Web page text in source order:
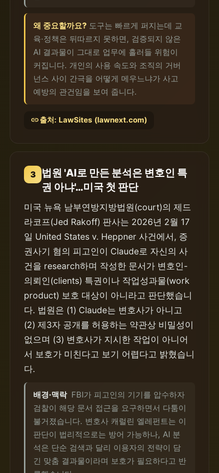
왜 중요할까요? 도구는 빠르게 퍼지는데 교
육·정책은 뒤따르지 못하면, 검증되지 않은
AI 결과물이 그대로 업무에 흘러들 위험이
커집니다. 개인의 사용 속도와 조직의 거버
넌스 사이 간극을 어떻게 메우느냐가 사고
예방의 관건임을 보여 줍니다.
link출처: LawSites (lawnext.com)
3
법원 'AI로 만든 분석은 변호인 특
권 아냐'…미국 첫 판단
미국 뉴욕 남부연방지방법원(court)의 제드
라코프(Jed Rakoff) 판사는 2026년 2월 17
일 United States v. Heppner 사건에서, 증
권사기 혐의 피고인이 Claude로 자신의 사
건을 research하며 작성한 문서가 변호인-
의뢰인(clients) 특권이나 작업성과물(work
product) 보호 대상이 아니라고 판단했습니
다. 법원은 (1) Claude는 변호사가 아니고
(2) 제3자 공개를 허용하는 약관상 비밀성이
없으며 (3) 변호사가 지시한 작업이 아니어
서 보호가 미친다고 보기 어렵다고 밝혔습니
다.
배경·맥락 FBI가 피고인의 기기를 압수하자
검찰이 해당 문서 접근을 요구하면서 다툼이
불거졌습니다. 변호사 캐럴린 엘레펀트는 이
판단이 법리적으로는 방어 가능하나, AI 분
석은 단순 검색과 달리 이용자의 전략이 담
긴 맞춤 결과물이라며 보호가 필요하다고 반